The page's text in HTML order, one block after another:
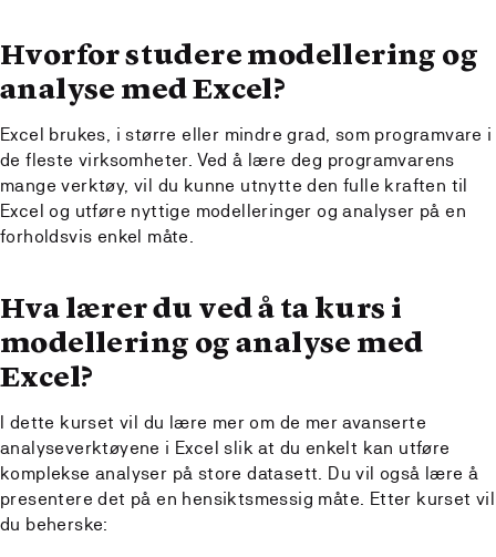
Hvorfor studere modellering og
analyse med Excel?
Excel brukes, i større eller mindre grad, som programvare i
de fleste virksomheter. Ved å lære deg programvarens
mange verktøy, vil du kunne utnytte den fulle kraften til
Excel og utføre nyttige modelleringer og analyser på en
forholdsvis enkel måte.
Hva lærer du ved å ta kurs i
modellering og analyse med
Excel?
I dette kurset vil du lære mer om de mer avanserte
analyseverktøyene i Excel slik at du enkelt kan utføre
komplekse analyser på store datasett. Du vil også lære å
presentere det på en hensiktsmessig måte. Etter kurset vil
du beherske: